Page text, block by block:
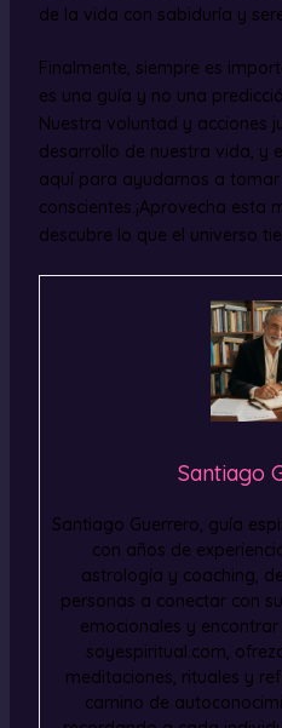
de la vida con sabiduría y
Finalmente, siempre es
es una guía y no una
Nuestra voluntad y acciones
desarrollo de nuestra vida, y
aquí para ayudarnos a
conscientes.¡Aprovecha esta
descubre lo que el universo
Santiago
Santiago Guerrero, guía
con años de
astrología y coaching,
personas a conectar con
emocionales y
soyespiritual.com,
meditaciones, rituales y
camino de